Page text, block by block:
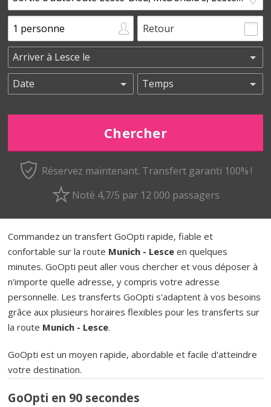
Retour
Réservez maintenant. Transfert garanti 100% !
Noté 4,7/5 par 12 000 passagers
Commandez un transfert GoOpti rapide, fiable et
confortable sur la route Munich - Lesce en quelques
minutes. GoOpti peut aller vous chercher et vous déposer à
n'importe quelle adresse, y compris votre adresse
personnelle. Les transferts GoOpti s'adaptent à vos besoins
grâce aux plusieurs horaires flexibles pour les transferts sur
la route Munich - Lesce.
GoOpti est un moyen rapide, abordable et facile d'atteindre
votre destination.
GoOpti en 90 secondes